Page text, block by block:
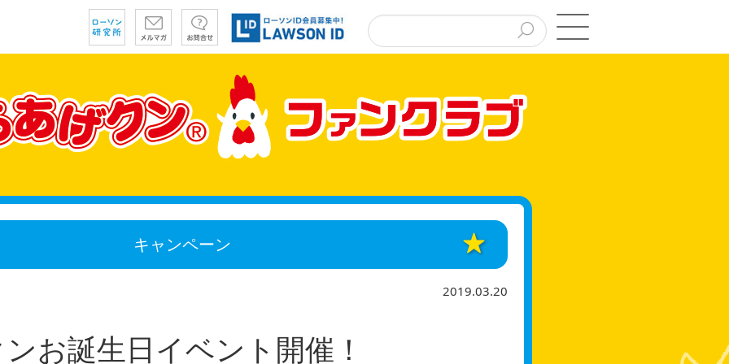
キャンペーン
2019.03.20
お誕生日イベント開催！